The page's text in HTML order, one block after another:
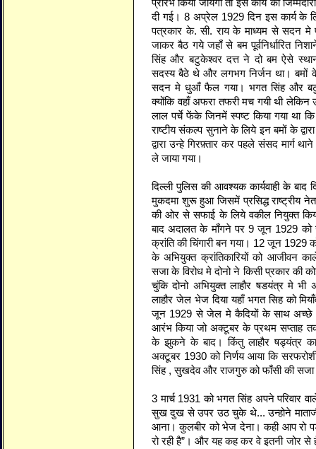
प्रारंभ किया जायेगा तो इस कार्य की
दी गई। 8 अप्रेल 1929 दिन इस कार्य के
पत्रकार के. सी. राय के माध्यम से सदन मे
जाकर बैठ गये जहाँ से बम पूर्वनिर्धारित
सिंह और बटुकेश्वर दत्त ने दो बम ऐसे
सदस्य बैठे थे और लगभग निर्जन था।
सदन मे धुआँ फैल गया। भगत सिंह और
क्योंकि वहाँ अफरा तफरी मच गयी थी लेकिन
लाल पर्चे फेंके जिनमें स्पष्ट किया गया था
राष्टीय संकल्प सुनाने के लिये इन बमों के
द्वारा उन्हे गिरफ़्तार कर पहले संसद मार्ग
ले जाया गया।
दिल्ली पुलिस की आवश्यक कार्यवाही के
मुकदमा शुरू हुआ जिसमें प्रसिद्ध राष्ट्रीय
की ओर से सफाई के लिये वकील नियुक्त
बाद अदालत के माँगने पर 9 जून 1929 को
क्रांति की चिंगारी बन गया। 12 जून 1929
के अभियुक्त क्रांतिकारियों को आजीवन
सजा के विरोध मे दोनो ने किसी प्रकार की
चुंकि दोनो अभियुक्त लाहौर षडयंत्र मे भी
लाहौर जेल भेज दिया यहाँ भगत सिह को
जून 1929 से जेल मे कैदियों के साथ अच्छे
आरंभ किया जो अक्टूबर के प्रथम सप्ताह तक
के झुकने के बाद। किंतु लाहौर षड्यंत्र
अक्टूबर 1930 को निर्णय आया कि
सिंह , सुखदेव और राजगुरु को फाँसी की सजा
3 मार्च 1931 को भगत सिंह अपने परिवार
सुख दुख से उपर उठ चुके थे... उन्होने
आना। कुलबीर को भेज देना। कही आप रो
रो रही है”। और यह कह कर वे इतनी जोर से